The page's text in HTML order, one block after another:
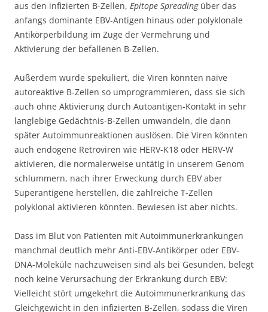
aus den infizierten B-Zellen, Epitope Spreadingüber das
anfangs dominante EBV-Antigen hinaus oder polyklonale
Antikörperbildung im Zuge der Vermehrung und
Aktivierung der befallenen B-Zellen.
Außerdem wurde spekuliert, die Viren könnten naive
autoreaktive B-Zellen so umprogrammieren, dass sie sich
auch ohne Aktivierung durch Autoantigen-Kontakt in sehr
langlebige Gedächtnis-B-Zellen umwandeln, die dann
später Autoimmunreaktionen auslösen. Die Viren könnten
auch endogene Retroviren wie HERV-K18 oder HERV-W
aktivieren, die normalerweise untätig in unserem Genom
schlummern, nach ihrer Erweckung durch EBV aber
Superantigene herstellen, die zahlreiche T-Zellen
polyklonal aktivieren könnten. Bewiesen ist aber nichts.
Dass im Blut von Patienten mit Autoimmunerkrankungen
manchmal deutlich mehr Anti-EBV-Antikörper oder EBV-
DNA-Moleküle nachzuweisen sind als bei Gesunden, belegt
noch keine Verursachung der Erkrankung durch EBV:
Vielleicht stört umgekehrt die Autoimmunerkrankung das
Gleichgewicht in den infizierten B-Zellen, sodass die Viren